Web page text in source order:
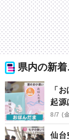
県内の新
「
起源
8/7 (
仙台